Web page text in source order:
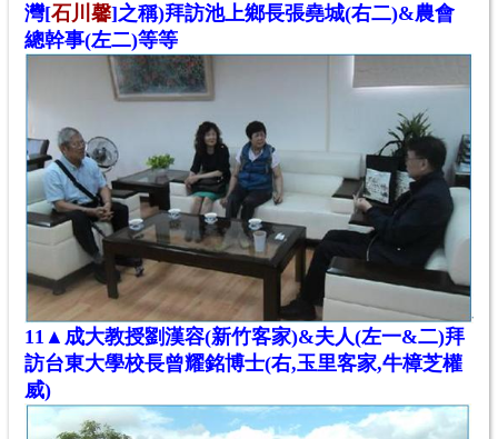
灣[石川馨]之稱)拜訪池上鄉長張堯城(右二)&農會
總幹事(左二)等等
11 ▲成大教授劉漢容(新竹客家)&夫人(左一&二)拜
訪台東大學校長曾耀銘博士(右,玉里客家,牛樟芝權
威)